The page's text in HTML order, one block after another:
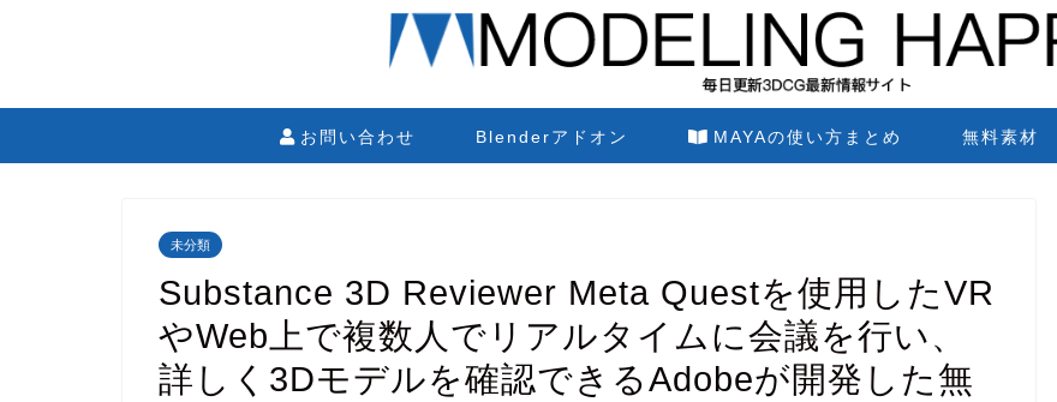
お問い合わせ Blenderアドオン MAYAの使い方まとめ 無料素材
未分類
Substance 3D Reviewer Meta Questを使用したVR
やWeb上で複数人でリアルタイムに会議を行い、
詳しく3Dモデルを確認できるAdobeが開発した無